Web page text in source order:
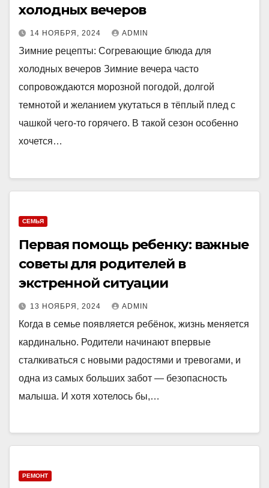
холодных вечеров
14 НОЯБРЯ, 2024 ADMIN
Зимние рецепты: Согревающие блюда для
холодных вечеров Зимние вечера часто
сопровождаются морозной погодой, долгой
темнотой и желанием укутаться в тёплый плед с
чашкой чего-то горячего. В такой сезон особенно
хочется…
СЕМЬЯ
Первая помощь ребенку: важные
советы для родителей в
экстренной ситуации
13 НОЯБРЯ, 2024 ADMIN
Когда в семье появляется ребёнок, жизнь меняется
кардинально. Родители начинают впервые
сталкиваться с новыми радостями и тревогами, и
одна из самых больших забот — безопасность
малыша. И хотя хотелось бы,…
РЕМОНТ